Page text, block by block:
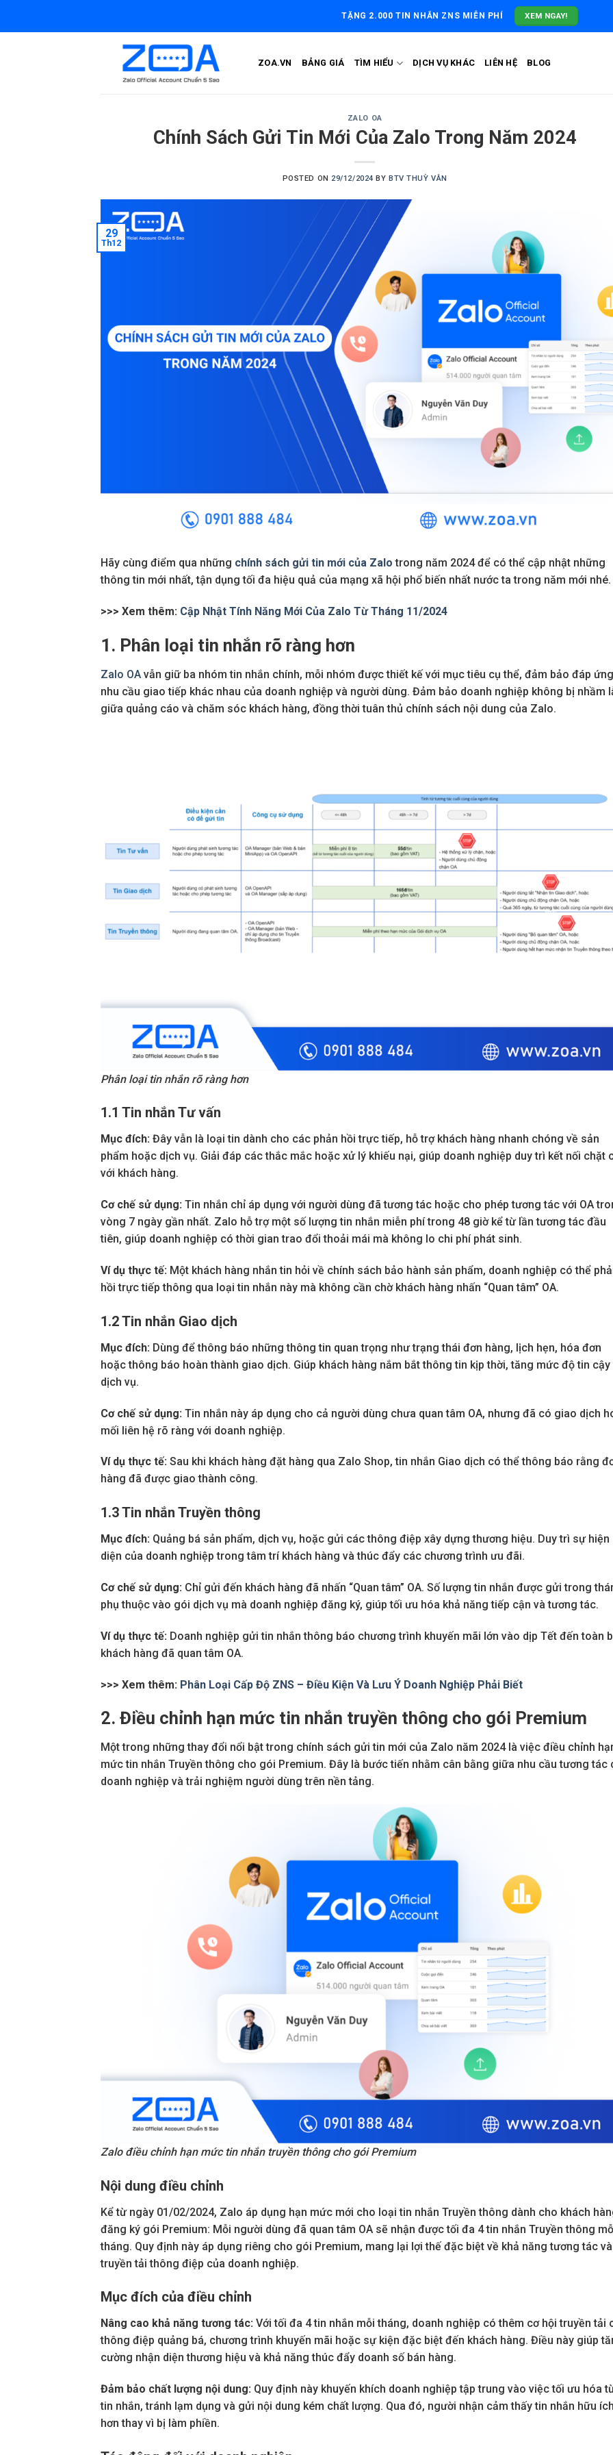
TẶNG 2.000 TIN NHẮN ZNS MIỄN PHÍ XEM NGAY!
ZOA.VN BẢNG GIÁ TÌM HIỂU DỊCH VỤ KHÁC LIÊN HỆ BLOG
ZALO OA
Chính Sách Gửi Tin Mới Của Zalo Trong Năm 2024
POSTED ON 29/12/2024 BYBTV THUỲ VÂN
29
Th12
Hãy cùng điểm qua những chính sách gửi tin mới của Zalo trong năm 2024 để có thể cập nhật những
thông tin mới nhất, tận dụng tối đa hiệu quả của mạng xã hội phổ biến nhất nước ta trong năm mới nhé.
>>> Xem thêm: Cập Nhật Tính Năng Mới Của Zalo Từ Tháng 11/2024
1. Phân loại tin nhắn rõ ràng hơn
Zalo OA vẫn giữ ba nhóm tin nhắn chính, mỗi nhóm được thiết kế với mục tiêu cụ thể, đảm bảo đáp ứng
nhu cầu giao tiếp khác nhau của doanh nghiệp và người dùng. Đảm bảo doanh nghiệp không bị nhầm
giữa quảng cáo và chăm sóc khách hàng, đồng thời tuân thủ chính sách nội dung của Zalo.
Phân loại tin nhắn rõ ràng hơn
1.1 Tin nhắn Tư vấn
Mục đích: Đây vẫn là loại tin dành cho các phản hồi trực tiếp, hỗ trợ khách hàng nhanh chóng về sản
phẩm hoặc dịch vụ. Giải đáp các thắc mắc hoặc xử lý khiếu nại, giúp doanh nghiệp duy trì kết nối chặt
với khách hàng.
Cơ chế sử dụng: Tin nhắn chỉ áp dụng với người dùng đã tương tác hoặc cho phép tương tác với OA
vòng 7 ngày gần nhất. Zalo hỗ trợ một số lượng tin nhắn miễn phí trong 48 giờ kể từ lần tương tác đầu
tiên, giúp doanh nghiệp có thời gian trao đổi thoải mái mà không lo chi phí phát sinh.
Ví dụ thực tế: Một khách hàng nhắn tin hỏi về chính sách bảo hành sản phẩm, doanh nghiệp có thể
hồi trực tiếp thông qua loại tin nhắn này mà không cần chờ khách hàng nhấn “Quan tâm” OA.
1.2 Tin nhắn Giao dịch
Mục đích: Dùng để thông báo những thông tin quan trọng như trạng thái đơn hàng, lịch hẹn, hóa đơn
hoặc thông báo hoàn thành giao dịch. Giúp khách hàng nắm bắt thông tin kịp thời, tăng mức độ tin cậy
dịch vụ.
Cơ chế sử dụng: Tin nhắn này áp dụng cho cả người dùng chưa quan tâm OA, nhưng đã có giao dịch
mối liên hệ rõ ràng với doanh nghiệp.
Ví dụ thực tế: Sau khi khách hàng đặt hàng qua Zalo Shop, tin nhắn Giao dịch có thể thông báo rằng
hàng đã được giao thành công.
1.3 Tin nhắn Truyền thông
Mục đích: Quảng bá sản phẩm, dịch vụ, hoặc gửi các thông điệp xây dựng thương hiệu. Duy trì sự hiện
diện của doanh nghiệp trong tâm trí khách hàng và thúc đẩy các chương trình ưu đãi.
Cơ chế sử dụng: Chỉ gửi đến khách hàng đã nhấn “Quan tâm” OA. Số lượng tin nhắn được gửi trong
phụ thuộc vào gói dịch vụ mà doanh nghiệp đăng ký, giúp tối ưu hóa khả năng tiếp cận và tương tác.
Ví dụ thực tế: Doanh nghiệp gửi tin nhắn thông báo chương trình khuyến mãi lớn vào dịp Tết đến toàn
khách hàng đã quan tâm OA.
>>> Xem thêm: Phân Loại Cấp Độ ZNS – Điều Kiện Và Lưu Ý Doanh Nghiệp Phải Biết
2. Điều chỉnh hạn mức tin nhắn truyền thông cho gói Premium
Một trong những thay đổi nổi bật trong chính sách gửi tin mới của Zalo năm 2024 là việc điều chỉnh
mức tin nhắn Truyền thông cho gói Premium. Đây là bước tiến nhằm cân bằng giữa nhu cầu tương tác
doanh nghiệp và trải nghiệm người dùng trên nền tảng.
Zalo điều chỉnh hạn mức tin nhắn truyền thông cho gói Premium
Nội dung điều chỉnh
Kể từ ngày 01/02/2024, Zalo áp dụng hạn mức mới cho loại tin nhắn Truyền thông dành cho khách
đăng ký gói Premium: Mỗi người dùng đã quan tâm OA sẽ nhận được tối đa 4 tin nhắn Truyền thông
tháng. Quy định này áp dụng riêng cho gói Premium, mang lại lợi thế đặc biệt về khả năng tương tác và
truyền tải thông điệp của doanh nghiệp.
Mục đích của điều chỉnh
Nâng cao khả năng tương tác: Với tối đa 4 tin nhắn mỗi tháng, doanh nghiệp có thêm cơ hội truyền tải
thông điệp quảng bá, chương trình khuyến mãi hoặc sự kiện đặc biệt đến khách hàng. Điều này giúp
cường nhận diện thương hiệu và khả năng thúc đẩy doanh số bán hàng.
Đảm bảo chất lượng nội dung: Quy định này khuyến khích doanh nghiệp tập trung vào việc tối ưu hóa
tin nhắn, tránh lạm dụng và gửi nội dung kém chất lượng. Qua đó, người nhận cảm thấy tin nhắn hữu ích
hơn thay vì bị làm phiền.